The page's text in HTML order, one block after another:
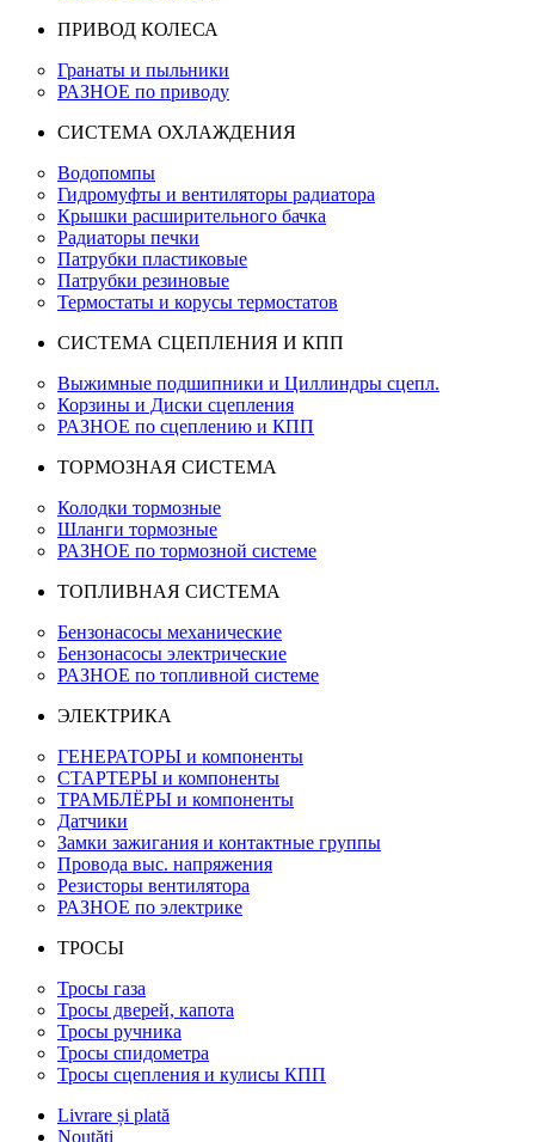
ПРИВОД КОЛЕСА
Гранаты и пыльники
РАЗНОЕ по приводу
СИСТЕМА ОХЛАЖДЕНИЯ
Водопомпы
Гидромуфты и вентиляторы радиатора
Крышки расширительного бачка
Радиаторы печки
Патрубки пластиковые
Патрубки резиновые
Термостаты и корусы термостатов
СИСТЕМА СЦЕПЛЕНИЯ И КПП
Выжимные подшипники и Циллиндры сцепл.
Корзины и Диски сцепления
РАЗНОЕ по сцеплению и КПП
ТОРМОЗНАЯ СИСТЕМА
Колодки тормозные
Шланги тормозные
РАЗНОЕ по тормозной системе
ТОПЛИВНАЯ СИСТЕМА
Бензонасосы механические
Бензонасосы электрические
РАЗНОЕ по топливной системе
ЭЛЕКТРИКА
ГЕНЕРАТОРЫ и компоненты
СТАРТЕРЫ и компоненты
ТРАМБЛЁРЫ и компоненты
Датчики
Замки зажигания и контактные группы
Провода выс. напряжения
Резисторы вентилятора
РАЗНОЕ по электрике
ТРОСЫ
Тросы газа
Тросы дверей, капота
Тросы ручника
Тросы спидометра
Тросы сцепления и кулисы КПП
Livrare și plată
Noutăți